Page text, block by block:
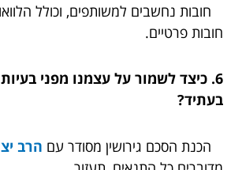
חובות נחשבים למשותפים, וכולל
חובות פרטיים.
6. כיצד לשמור על עצמנו מפני
בעתיד?
הכנת הסכם גירושין מסודר עם הרב